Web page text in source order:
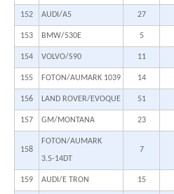
152 AUDI/A5 27
153 BMW/530E 5
154 VOLVO/S90 11
155 FOTON/AUMARK 1039 14
156 LAND ROVER/EVOQUE 51
157 GM/MONTANA 23
158
FOTON/AUMARK
3.5-14DT
7
159 AUDI/E TRON 15